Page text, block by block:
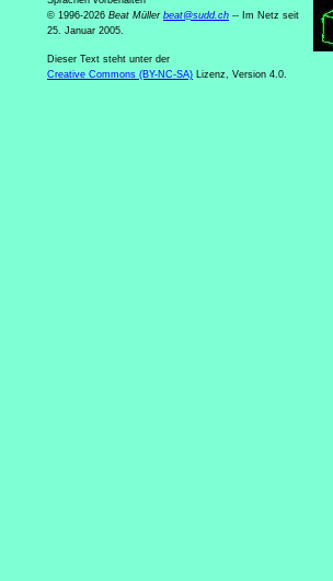
© 1996-2026 Beat Müller beat@sudd.ch -- Im Netz seit
25. Januar 2005.
Dieser Text steht unter der
Creative Commons (BY-NC-SA) Lizenz, Version 4.0.